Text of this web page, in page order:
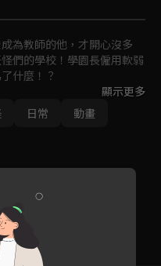
為教師的他，才開心沒多
們的學校！學園長僱用軟弱
什麼！？
日常生活的愉快妖怪學園喜
顯示更多
日常
動畫